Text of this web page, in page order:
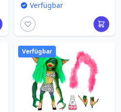
Verfügbar
Verfügbar